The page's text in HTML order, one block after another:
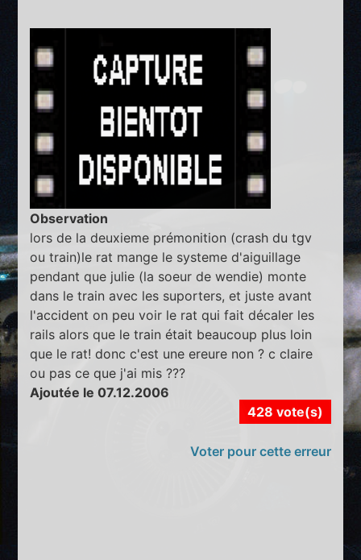
Observation
lors de la deuxieme prémonition (crash du tgv
ou train)le rat mange le systeme d'aiguillage
pendant que julie (la soeur de wendie) monte
dans le train avec les suporters, et juste avant
l'accident on peu voir le rat qui fait décaler les
rails alors que le train était beaucoup plus loin
que le rat! donc c'est une ereure non ? c claire
ou pas ce que j'ai mis ???
Ajoutée le 07.12.2006
428 vote(s)
Voter pour cette erreur